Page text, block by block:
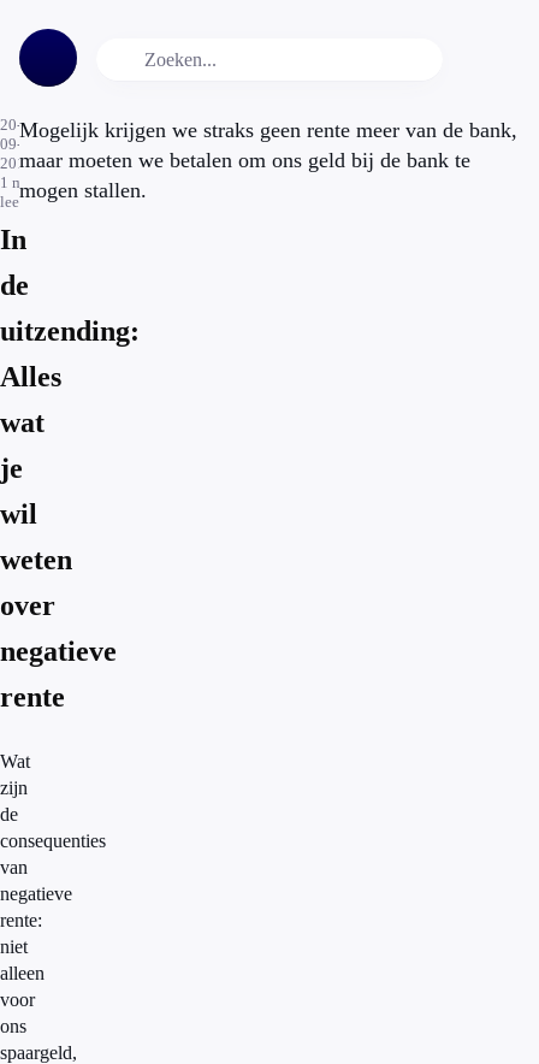
20-
09-
2019
1 min.
leestijd
In
de
uitzending:
Alles
wat
je
wil
weten
over
negatieve
rente
Mogelijk krijgen we straks geen rente meer van de bank,
maar moeten we betalen om ons geld bij de bank te
mogen stallen.
Wat
zijn
de
consequenties
van
negatieve
rente:
niet
alleen
voor
ons
spaargeld,